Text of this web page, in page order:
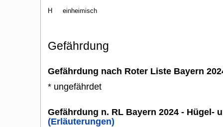
H einheimisch
Gefährdung
Gefährdung nach Roter Liste Bayern
* ungefährdet
Gefährdung n. RL Bayern 2024 - Hügel-
(Erläuterungen)